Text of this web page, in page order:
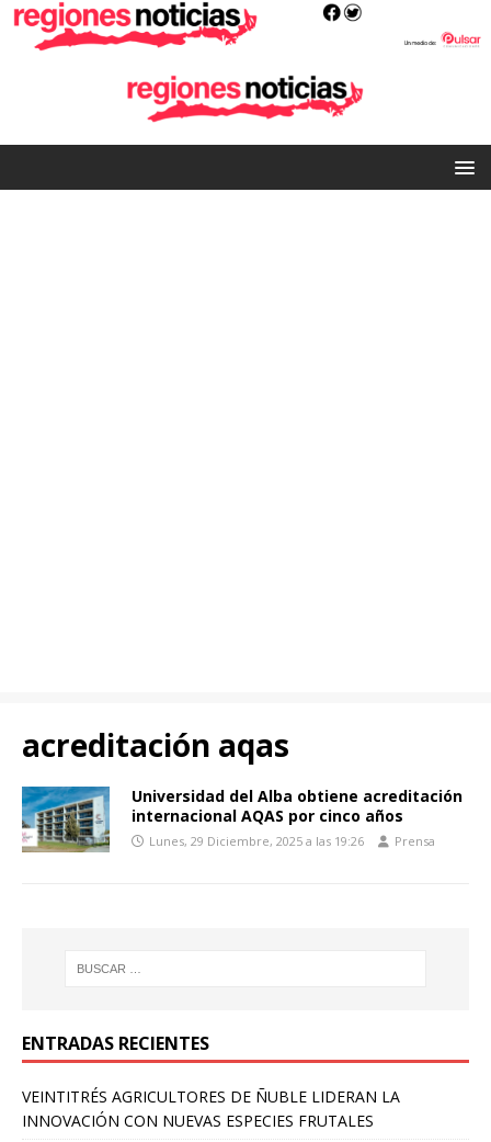
acreditación aqas
Universidad del Alba obtiene acreditación
internacional AQAS por cinco años
Lunes, 29 Diciembre, 2025 a las 19:26 Prensa
ENTRADAS RECIENTES
VEINTITRÉS AGRICULTORES DE ÑUBLE LIDERAN LA
INNOVACIÓN CON NUEVAS ESPECIES FRUTALES